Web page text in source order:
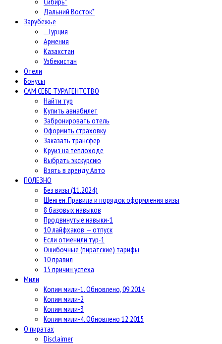
Дальний Восток*
Зарубежье
Турция
Армения
Казахстан
Узбекистан
Отели
Бонусы
САМ СЕБЕ ТУРАГЕНТСТВО
Найти тур
Купить авиабилет
Забронировать отель
Оформить страховку
Заказать трансфер
Круиз на теплоходе
Выбрать экскурсию
Взять в аренду Авто
ПОЛЕЗНО
Без визы (11.2024)
Шенген. Правила и порядок оформления визы
8 базовых навыков
Продвинутые навыки-1
10 лайфхаков — отпуск
Если отменили тур-1
Ошибочные (пиратские) тарифы
10 правил
15 причин успеха
Мили
Копим мили-1. Обновлено, 09.2014
Копим мили-2
Копим мили-3
Копим мили-4. Обновлено 12.2015
О пиратах
Disclaimer